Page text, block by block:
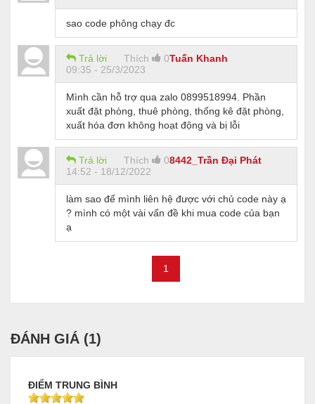
sao code phông chạy đc
Tuấn Khanh
Trả lời Thích
0
09:35 - 25/3/2023
Mình cần hỗ trợ qua zalo 0899518994. Phần
xuất đặt phòng, thuê phòng, thống kê đặt phòng,
xuất hóa đơn không hoạt động và bị lỗi
8442_Trần Đại Phát
Trả lời Thích
0
14:52 - 18/12/2022
làm sao để mình liên hệ được với chủ code này ạ
? mình có một vài vấn đề khi mua code của bạn
ạ
1
ĐÁNH GIÁ (1)
ĐIỂM TRUNG BÌNH